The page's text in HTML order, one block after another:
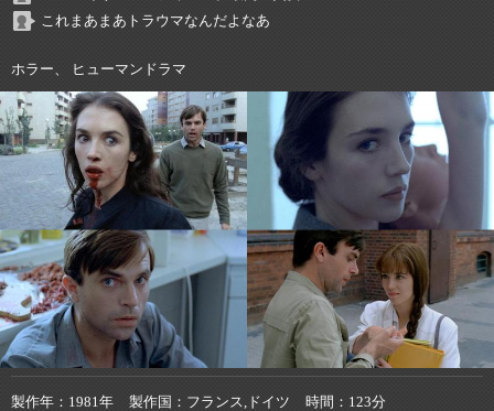
これまあまあトラウマなんだよなあ
ホラー、 ヒューマンドラマ
製作年 1981年 製作国 フランス,ドイツ 時間
123分